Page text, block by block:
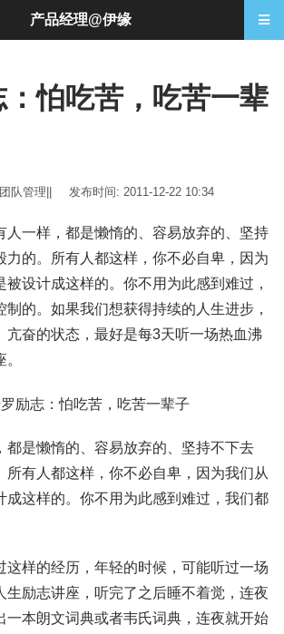
怕吃苦，吃苦一辈
||团队管理|| 发布时间: 2011-12-22 10:34
人一样，都是懒惰的、容易放弃的、坚持
力的。所有人都这样，你不必自卑，因为
被设计成这样的。你不用为此感到难过，
制的。如果我们想获得持续的人生进步，
亢奋的状态，最好是每3天听一场热血沸
都是懒惰的、容易放弃的、坚持不下去
所有人都这样，你不必自卑，因为我们从
成这样的。你不用为此感到难过，我们都
这样的经历，年轻的时候，可能听过一场
生励志讲座，听完了之后睡不着觉，连夜
一本朗文词典或者韦氏词典，连夜就开始
产品经理@伊缘